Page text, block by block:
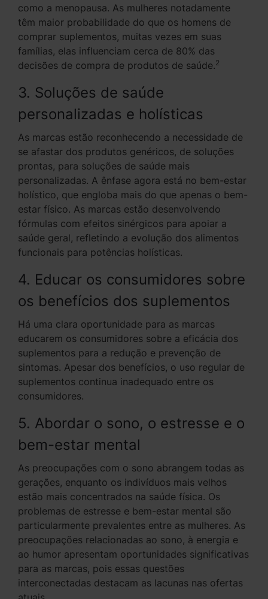
como a menopausa. As mulheres notadamente
têm maior probabilidade do que os homens de
comprar suplementos, muitas vezes em suas
famílias, elas influenciam cerca de 80% das
decisões de compra de produtos de saúde.2
3. Soluções de saúde
personalizadas e holísticas
As marcas estão reconhecendo a necessidade de
se afastar dos produtos genéricos, de soluções
prontas, para soluções de saúde mais
personalizadas. A ênfase agora está no bem-estar
holístico, que engloba mais do que apenas o bem-
estar físico. As marcas estão desenvolvendo
fórmulas com efeitos sinérgicos para apoiar a
saúde geral, refletindo a evolução dos alimentos
funcionais para potências holísticas.
4. Educar os consumidores sobre
os benefícios dos suplementos
Há uma clara oportunidade para as marcas
educarem os consumidores sobre a eficácia dos
suplementos para a redução e prevenção de
sintomas. Apesar dos benefícios, o uso regular de
suplementos continua inadequado entre os
consumidores.
5. Abordar o sono, o estresse e o
bem-estar mental
As preocupações com o sono abrangem todas as
gerações, enquanto os indivíduos mais velhos
estão mais concentrados na saúde física. Os
problemas de estresse e bem-estar mental são
particularmente prevalentes entre as mulheres. As
preocupações relacionadas ao sono, à energia e
ao humor apresentam oportunidades significativas
para as marcas, pois essas questões
interconectadas destacam as lacunas nas ofertas